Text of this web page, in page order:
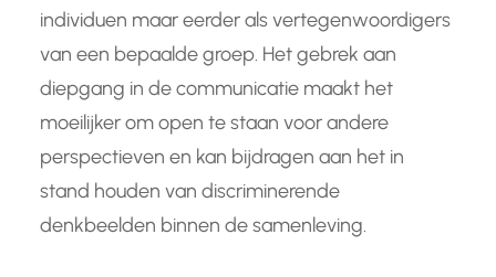
individuen maar eerder als vertegenwoordigers
van een bepaalde groep. Het gebrek aan
diepgang in de communicatie maakt het
moeilijker om open te staan voor andere
perspectieven en kan bijdragen aan het in
stand houden van discriminerende
denkbeelden binnen de samenleving.